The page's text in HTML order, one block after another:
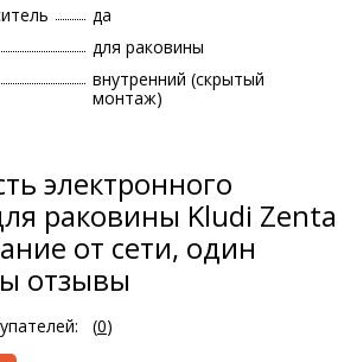
да
для раковины
внутренний (скрытый
монтаж)
электронного
раковины Kludi Zenta
от сети, один
отзывы
(0)